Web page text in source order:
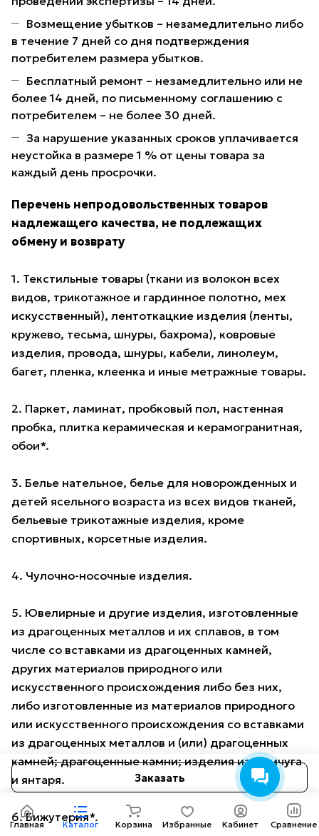
Заказать
Возмещение убытков – незамедлительно либо
в течение 7 дней со дня подтверждения
потребителем размера убытков.
Бесплатный ремонт – незамедлительно или не
более 14 дней, по письменному соглашению с
потребителем – не более 30 дней.
За нарушение указанных сроков уплачивается
неустойка в размере 1 % от цены товара за
каждый день просрочки.
Перечень непродовольственных товаров
надлежащего качества, не подлежащих
обмену и возврату
1. Текстильные товары (ткани из волокон всех
видов, трикотажное и гардинное полотно, мех
искусственный), лентоткацкие изделия (ленты,
кружево, тесьма, шнуры, бахрома), ковровые
изделия, провода, шнуры, кабели, линолеум,
багет, пленка, клеенка и иные метражные товары.
2. Паркет, ламинат, пробковый пол, настенная
пробка, плитка керамическая и керамогранитная,
обои*.
3. Белье нательное, белье для новорожденных и
детей ясельного возраста из всех видов тканей,
бельевые трикотажные изделия, кроме
спортивных, корсетные изделия.
4. Чулочно-носочные изделия.
5. Ювелирные и другие изделия, изготовленные
из драгоценных металлов и их сплавов, в том
числе со вставками из драгоценных камней,
других материалов природного или
искусственного происхождения либо без них,
либо изготовленные из материалов природного
или искусственного происхождения со вставками
из драгоценных металлов и (или) драгоценных
камней; драгоценные камни; изделия из жемчуга
и янтаря.
6. Бижутерия*.
Главная Каталог Корзина Избранные Кабинет Сравнение